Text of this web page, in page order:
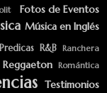
Fotos de Eventos
Música en Inglés
Predicas R&B Ranchera
Reggaeton Romántica
Testimonios